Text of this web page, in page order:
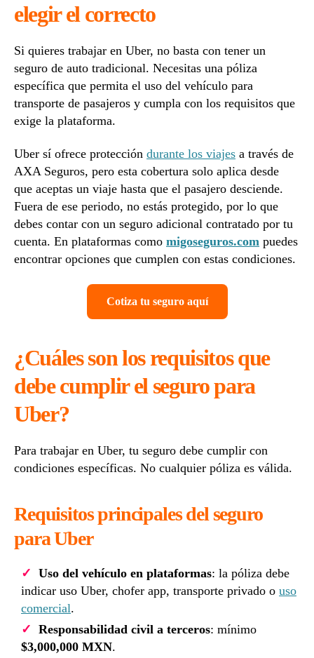
elegir el correcto
Si quieres trabajar en Uber, no basta con tener un
seguro de auto tradicional. Necesitas una póliza
específica que permita el uso del vehículo para
transporte de pasajeros y cumpla con los requisitos que
exige la plataforma.
Uber sí ofrece protección durante los viajes a través de
AXA Seguros, pero esta cobertura solo aplica desde
que aceptas un viaje hasta que el pasajero desciende.
Fuera de ese periodo, no estás protegido, por lo que
debes contar con un seguro adicional contratado por tu
cuenta. En plataformas como migoseguros.com puedes
encontrar opciones que cumplen con estas condiciones.
Cotiza tu seguro aquí
¿Cuáles son los requisitos que
debe cumplir el seguro para
Uber?
Para trabajar en Uber, tu seguro debe cumplir con
condiciones específicas. No cualquier póliza es válida.
Requisitos principales del seguro
para Uber
Uso del vehículo en plataformas: la póliza debe
indicar uso Uber, chofer app, transporte privado o uso
comercial.
Responsabilidad civil a terceros: mínimo
$3,000,000 MXN.